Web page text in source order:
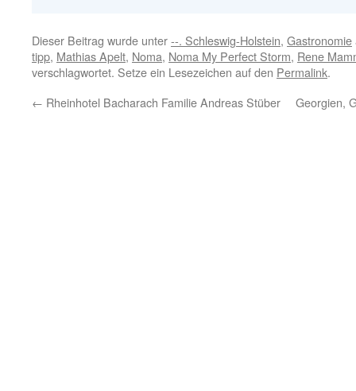
Dieser Beitrag wurde unter--. Schleswig-Holstein, Gastronomie
tipp, Mathias Apelt, Noma, Noma My Perfect Storm, Rene
verschlagwortet. Setze ein Lesezeichen auf den Permalink.
← Rheinhotel Bacharach Familie Andreas Stüber Georgien,